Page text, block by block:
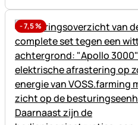
-7,5%